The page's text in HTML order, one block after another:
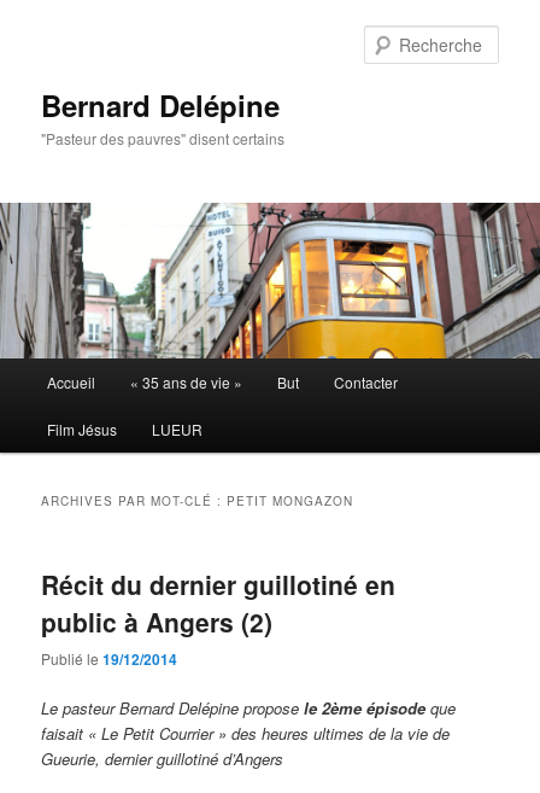
Bernard Delépine
"Pasteur des pauvres" disent certains
principal
Accueil « 35 ans de vie » But Contacter
Film Jésus LUEUR
ARCHIVES PAR MOT-CLÉ : PETIT MONGAZON
Récit du dernier guillotiné en
public à Angers (2)
Publié le19/12/2014
Le pasteur Bernard Delépine proposele 2ème épisode que
faisait « Le Petit Courrier » des heures ultimes de la vie de
Gueurie, dernier guillotiné d’Angers